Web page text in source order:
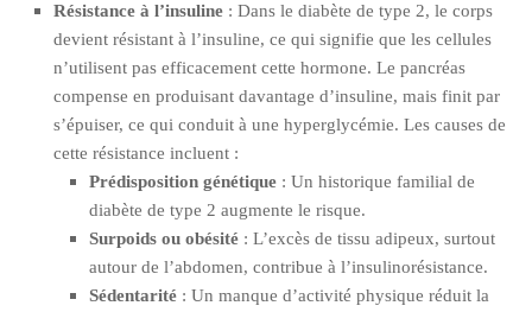
Résistance à l’insuline : Dans le diabète de type 2, le corps
devient résistant à l’insuline, ce qui signifie que les cellules
n’utilisent pas efficacement cette hormone. Le pancréas
compense en produisant davantage d’insuline, mais finit par
s’épuiser, ce qui conduit à une hyperglycémie. Les causes de
cette résistance incluent :
Prédisposition génétique : Un historique familial de
diabète de type 2 augmente le risque.
Surpoids ou obésité : L’excès de tissu adipeux, surtout
autour de l’abdomen, contribue à l’insulinorésistance.
Sédentarité : Un manque d’activité physique réduit la